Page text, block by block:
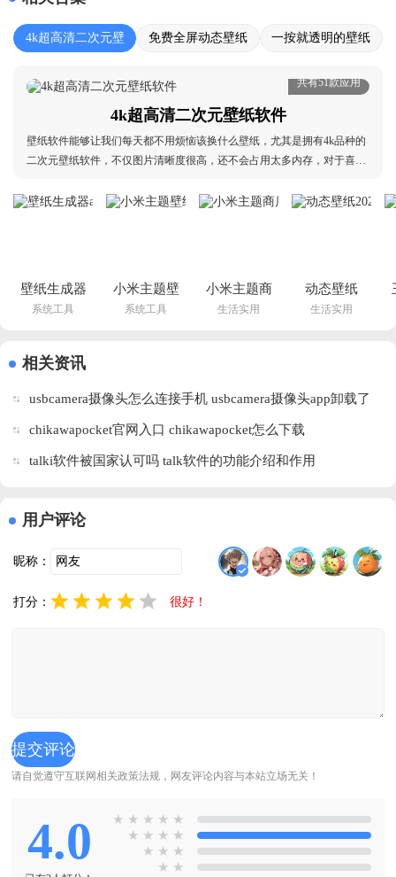
4k超高清二次元壁
免费全屏动态壁纸
一按就透明的壁纸
共有51款应用
4k超高清二次元壁纸软件
壁纸软件能够让我们每天都不用烦恼该换什么壁纸，尤其是拥有4k品种的
二次元壁纸软件，不仅图片清晰度很高，还不会占用太多内存，对于喜欢
壁纸软件全部放置到了本站的合集当中，如果你目前还不知道要更换什么
壁纸生成器
app最新版
卓版
系统工具
小米主题壁
纸最新版本
系统工具
小米主题商
店app官方
纸)v7.1.1.2
最新版
生活实用
动态壁纸
2026最新版
生活实用
相关资讯
usbcamera摄像头怎么连接手机 usbcamera摄像头app卸载了
还能监控吗
chikawapocket官网入口 chikawapocket怎么下载
talki软件被国家认可吗 talk软件的功能介绍和作用
用户评论
昵称：
打分： 很好！
请自觉遵守互联网相关政策法规，网友评论内容与本站立场无关！
4.0 ★ ★ ★ ★ ★
★ ★ ★ ★
★ ★ ★
★ ★